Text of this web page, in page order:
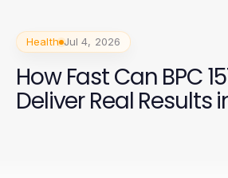
Health Jul 4, 2026
How Fast Can BPC
Deliver Real Results